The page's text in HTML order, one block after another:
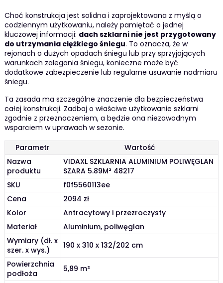
Choć konstrukcja jest solidna i zaprojektowana z myślą o
codziennym użytkowaniu, należy pamiętać o jednej
kluczowej informacji: dach szklarni nie jest przygotowany
do utrzymania ciężkiego śniegu. To oznacza, że w
rejonach o dużych opadach śniegu lub przy sprzyjających
warunkach zalegania śniegu, konieczne może być
dodatkowe zabezpieczenie lub regularne usuwanie nadmiaru
śniegu.
Ta zasada ma szczególne znaczenie dla bezpieczeństwa
całej konstrukcji. Zadbaj o właściwe użytkowanie szklarni
zgodnie z przeznaczeniem, a będzie ona niezawodnym
wsparciem w uprawach w sezonie.
Parametr
Wartość
Nazwa
produktu
VIDAXL SZKLARNIA ALUMINIUM POLIWĘGLAN
SZARA 5.89M² 48217
SKU
f0f5560113ee
Cena
2094 zł
Kolor
Antracytowy i przezroczysty
Materiał
Aluminium, poliwęglan
Wymiary (dł. x
szer. x wys.)
190 x 310 x 132/202 cm
Powierzchnia
podłoża
5,89 m²